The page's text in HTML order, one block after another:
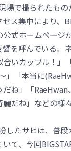
場で撮られたも
ス集中により、
公式ホームページ
を呼んでいる。
合いカップル！」
」「本当に
ね」「RaeHwan
麗だね」などの様
したサヒは、普
て、今回